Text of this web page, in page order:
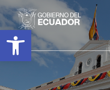
Open